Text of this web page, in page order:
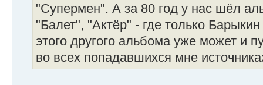
"Супермен". А за 80 год у нас шёл
"Балет", "Актёр" - где только
этого другого альбома уже может и
во всех попадавшихся мне